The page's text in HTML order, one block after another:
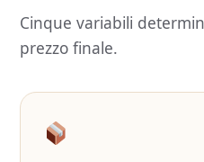
Cinque variabili
prezzo finale.